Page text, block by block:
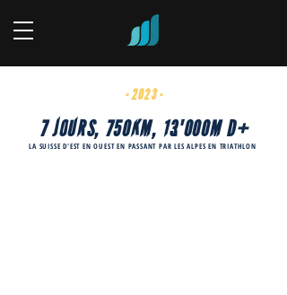
- 2023 -
7 JOURS, 750KM, 13'000M D+
LA SUISSE D'EST EN OUEST EN PASSANT PAR LES ALPES EN TRIATHLON